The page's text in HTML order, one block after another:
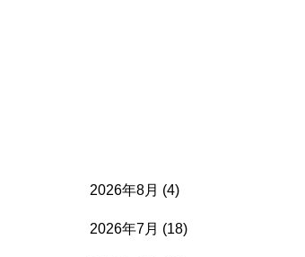
2026年8月 (4)
2026年7月 (18)